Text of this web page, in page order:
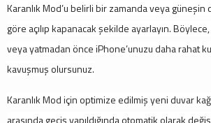
Karanlık Mod’u belirli bir zamanda veya güneşin
göre açılıp kapanacak şekilde ayarlayın.
veya yatmadan önce iPhone’unuzu daha rahat
kavuşmuş olursunuz.
Karanlık Mod için optimize edilmiş yeni duvar
arasında geçiş yapıldığında otomatik olarak